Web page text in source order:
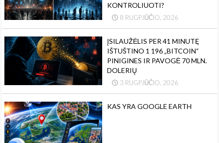
KONTROLIUOTI?
8 RUGPJŪČIO, 2026
ĮSILAUŽĖLIS PER 41 MINUTĘ
IŠTUŠTINO 1 196 „BITCOIN“
PINIGINES IR PAVOGĖ 70 MLN.
DOLERIŲ
3 RUGPJŪČIO, 2026
KAS YRA GOOGLE EARTH